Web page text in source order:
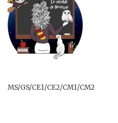
MS/GS/CE1/CE2/CM1/CM2